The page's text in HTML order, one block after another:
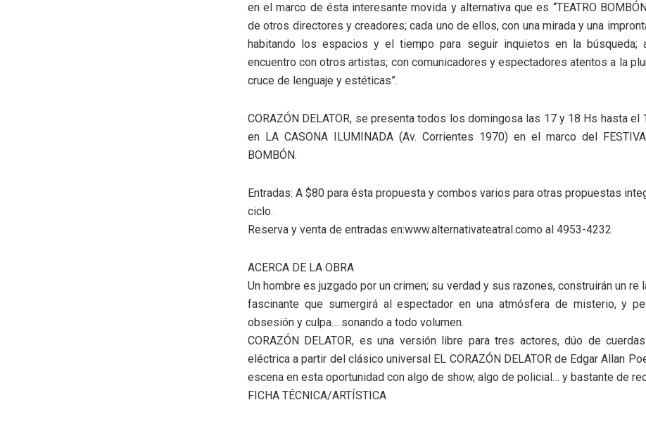
en el marco de ésta interesante movida y alternativa que es “TEATRO
de otros directores y creadores; cada uno de ellos, con una mirada y una
habitando los espacios y el tiempo para seguir inquietos en la búsqueda;
encuentro con otros artistas; con comunicadores y espectadores atentos a la
cruce de lenguaje y estéticas”.
CORAZÓN DELATOR, se presenta todos los domingosa las 17 y 18 Hs hasta el
en LA CASONA ILUMINADA (Av. Corrientes 1970) en el marco del
BOMBÓN.
Entradas: A $80 para ésta propuesta y combos varios para otras propuestas
ciclo.
Reserva y venta de entradas en:www.alternativateatral.como al 4953-4232
ACERCA DE LA OBRA
Un hombre es juzgado por un crimen; su verdad y sus razones, construirán un re
fascinante que sumergirá al espectador en una atmósfera de misterio, y
obsesión y culpa… sonando a todo volumen.
CORAZÓN DELATOR, es una versión libre para tres actores, dúo de
eléctrica a partir del clásico universal EL CORAZÓN DELATOR de Edgar Allan
escena en esta oportunidad con algo de show, algo de policial… y bastante de
FICHA TÉCNICA/ARTÍSTICA